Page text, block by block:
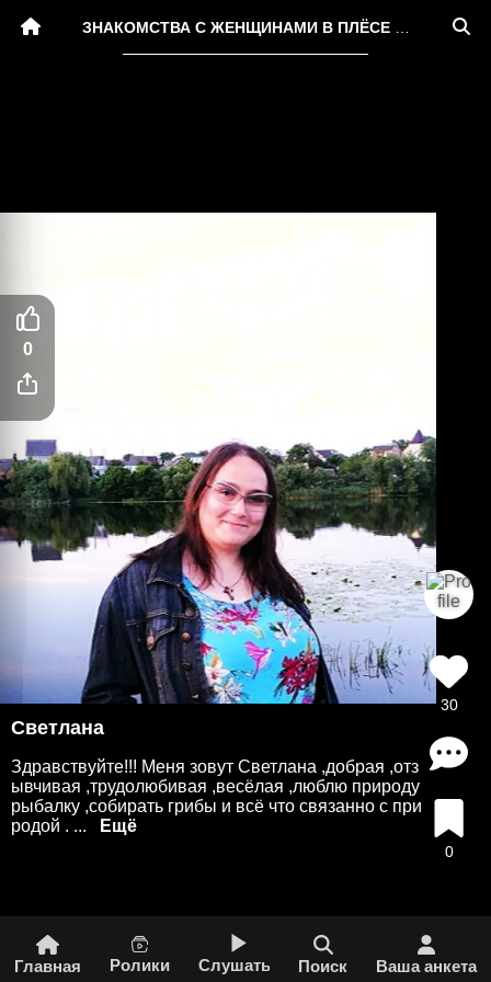
Светлана
Здравствуйте!!! Меня зовут Светлана ,добрая ,отз
ывчивая ,трудолюбивая ,весёлая ,люблю природу
рыбалку ,собирать грибы и всё что связанно с при
родой . ...
30
0
Главная Ролики Слушать Поиск Ваша анкета
0